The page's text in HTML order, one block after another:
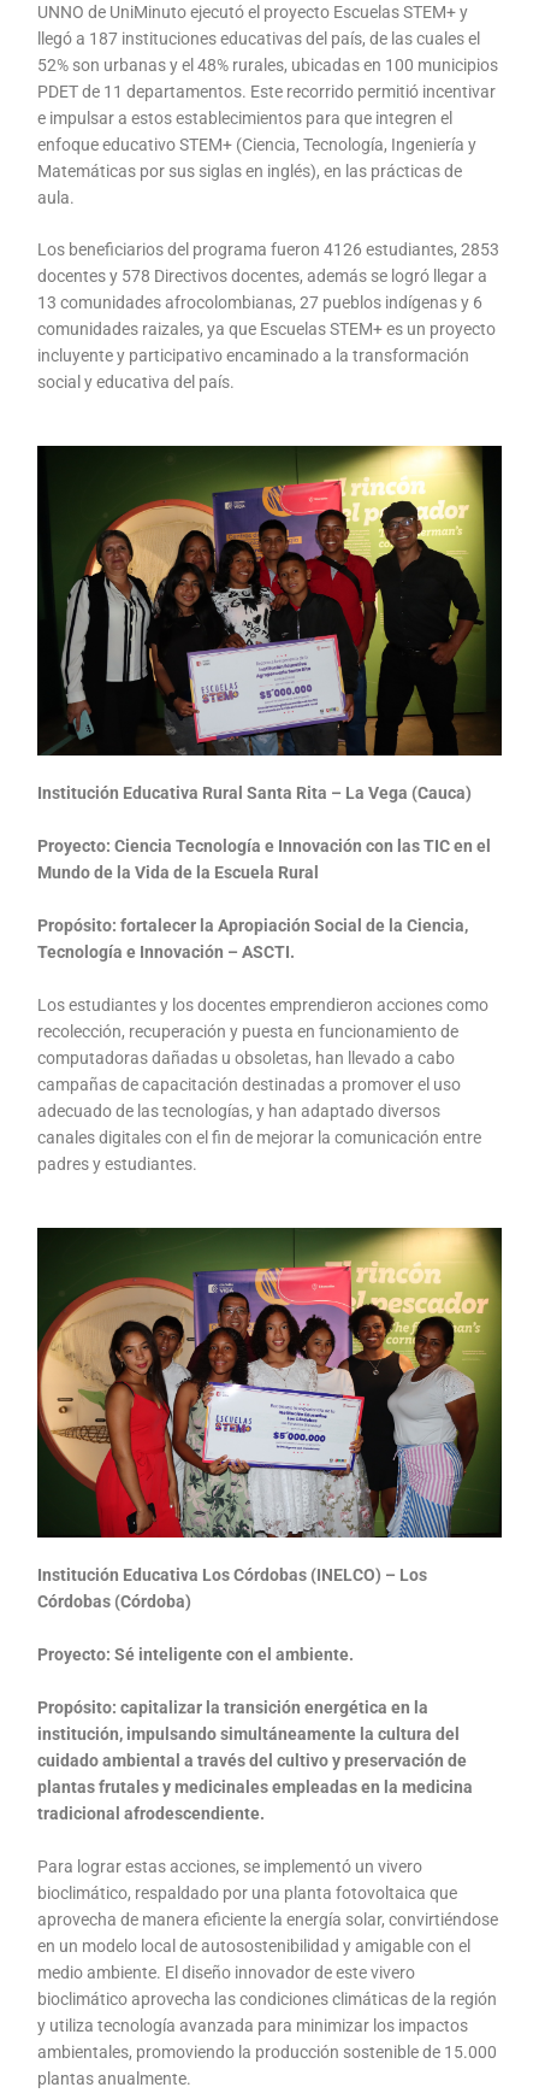
UNNO de UniMinuto ejecutó el proyecto Escuelas STEM+ y
llegó a 187 instituciones educativas del país, de las cuales el
52% son urbanas y el 48% rurales, ubicadas en 100 municipios
PDET de 11 departamentos. Este recorrido permitió incentivar
e impulsar a estos establecimientos para que integren el
enfoque educativo STEM+ (Ciencia, Tecnología, Ingeniería y
Matemáticas por sus siglas en inglés), en las prácticas de
aula.
Los beneficiarios del programa fueron 4126 estudiantes, 2853
docentes y 578 Directivos docentes, además se logró llegar a
13 comunidades afrocolombianas, 27 pueblos indígenas y 6
comunidades raizales, ya que Escuelas STEM+ es un proyecto
incluyente y participativo encaminado a la transformación
social y educativa del país.
Institución Educativa Rural Santa Rita – La Vega (Cauca)
Proyecto: Ciencia Tecnología e Innovación con las TIC en el
Mundo de la Vida de la Escuela Rural
Propósito: fortalecer la Apropiación Social de la Ciencia,
Tecnología e Innovación – ASCTI.
Los estudiantes y los docentes emprendieron acciones como
recolección, recuperación y puesta en funcionamiento de
computadoras dañadas u obsoletas, han llevado a cabo
campañas de capacitación destinadas a promover el uso
adecuado de las tecnologías, y han adaptado diversos
canales digitales con el fin de mejorar la comunicación entre
padres y estudiantes.
Institución Educativa Los Córdobas (INELCO) – Los
Córdobas (Córdoba)
Proyecto: Sé inteligente con el ambiente.
Propósito: capitalizar la transición energética en la
institución, impulsando simultáneamente la cultura del
cuidado ambiental a través del cultivo y preservación de
plantas frutales y medicinales empleadas en la medicina
tradicional afrodescendiente.
Para lograr estas acciones, se implementó un vivero
bioclimático, respaldado por una planta fotovoltaica que
aprovecha de manera eficiente la energía solar, convirtiéndose
en un modelo local de autosostenibilidad y amigable con el
medio ambiente. El diseño innovador de este vivero
bioclimático aprovecha las condiciones climáticas de la región
y utiliza tecnología avanzada para minimizar los impactos
ambientales, promoviendo la producción sostenible de 15.000
plantas anualmente.